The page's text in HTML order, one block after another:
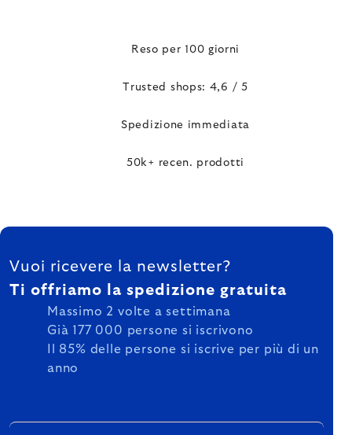
Reso per 100 giorni
Trusted shops: 4,6 / 5
Spedizione immediata
50k+ recen. prodotti
FOOTER
Vuoi ricevere la newsletter?
Ti offriamo la spedizione gratuita
Massimo 2 volte a settimana
Già 177 000 persone si iscrivono
Il 85% delle persone si iscrive per più di un
anno